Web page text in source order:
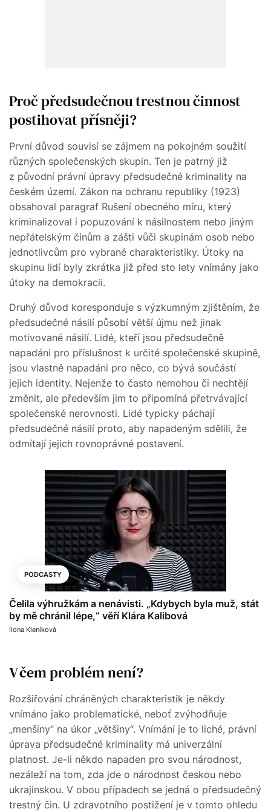
Proč předsudečnou trestnou činnost
postihovat přísněji?
První důvod souvisí se zájmem na pokojném soužití
různých společenských skupin. Ten je patrný již
z původní právní úpravy předsudečné kriminality na
českém území. Zákon na ochranu republiky (1923)
obsahoval paragraf Rušení obecného míru, který
kriminalizoval i popuzování k násilnostem nebo jiným
nepřátelským činům a zášti vůči skupinám osob nebo
jednotlivcům pro vybrané charakteristiky. Útoky na
skupinu lidí byly zkrátka již před sto lety vnímány jako
útoky na demokracii.
Druhý důvod koresponduje s výzkumným zjištěním, že
předsudečné násilí působí větší újmu než jinak
motivované násilí. Lidé, kteří jsou předsudečně
napadáni pro příslušnost k určité společenské skupině,
jsou vlastně napadáni pro něco, co bývá součástí
jejich identity. Nejenže to často nemohou či nechtějí
změnit, ale především jim to připomíná přetrvávající
společenské nerovnosti. Lidé typicky páchají
předsudečné násilí proto, aby napadeným sdělili, že
odmítají jejich rovnoprávné postavení.
PODCASTY
Čelila výhružkám a nenávisti. „Kdybych byla muž, stát
by mě chránil lépe,“ věří Klára Kalibová
Ilona Kleníková
V čem problém není?
Rozšiřování chráněných charakteristik je někdy
vnímáno jako problematické, neboť zvýhodňuje
„menšiny“ na úkor „většiny“. Vnímání je to liché, právní
úprava předsudečné kriminality má univerzální
platnost. Je-li někdo napaden pro svou národnost,
nezáleží na tom, zda jde o národnost českou nebo
ukrajinskou. V obou případech se jedná o předsudečný
trestný čin. U zdravotního postižení je v tomto ohledu